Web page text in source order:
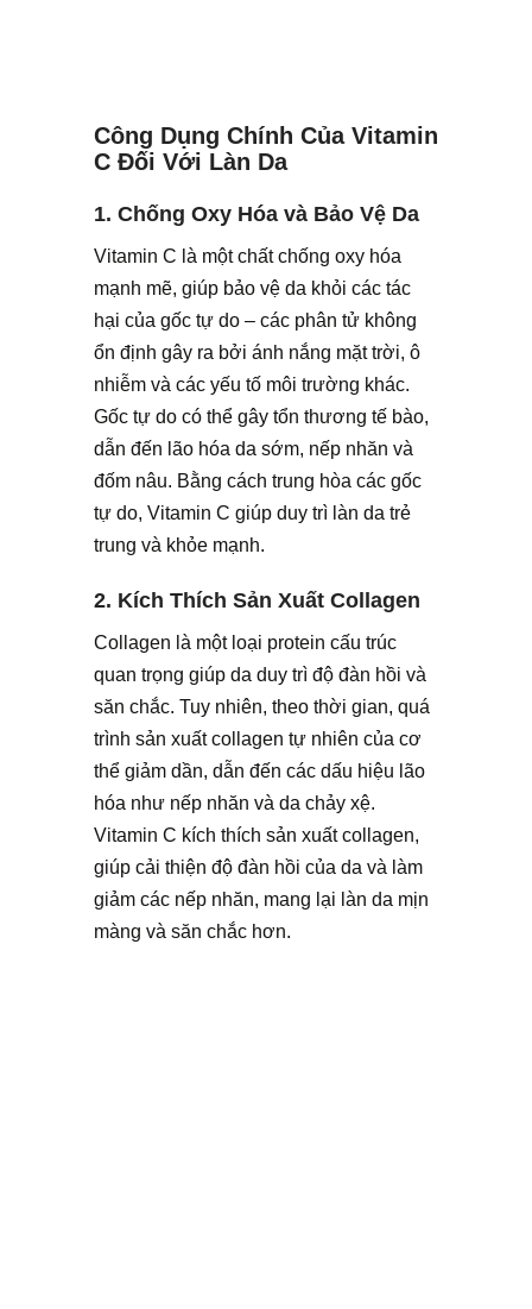
Công Dụng Chính Của Vitamin
C Đối Với Làn Da
1. Chống Oxy Hóa và Bảo Vệ Da
Vitamin C là một chất chống oxy hóa
mạnh mẽ, giúp bảo vệ da khỏi các tác
hại của gốc tự do – các phân tử không
ổn định gây ra bởi ánh nắng mặt trời, ô
nhiễm và các yếu tố môi trường khác.
Gốc tự do có thể gây tổn thương tế bào,
dẫn đến lão hóa da sớm, nếp nhăn và
đốm nâu. Bằng cách trung hòa các gốc
tự do, Vitamin C giúp duy trì làn da trẻ
trung và khỏe mạnh.
2. Kích Thích Sản Xuất Collagen
Collagen là một loại protein cấu trúc
quan trọng giúp da duy trì độ đàn hồi và
săn chắc. Tuy nhiên, theo thời gian, quá
trình sản xuất collagen tự nhiên của cơ
thể giảm dần, dẫn đến các dấu hiệu lão
hóa như nếp nhăn và da chảy xệ.
Vitamin C kích thích sản xuất collagen,
giúp cải thiện độ đàn hồi của da và làm
giảm các nếp nhăn, mang lại làn da mịn
màng và săn chắc hơn.